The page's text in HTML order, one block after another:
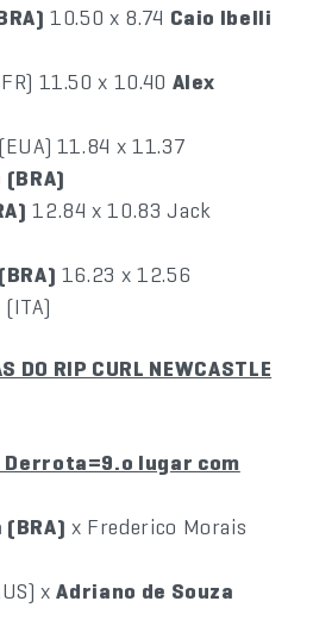
10.50 x 8.74 Caio Ibelli
11.50 x 10.40 Alex
11.84 x 11.37
12.84 x 10.83 Jack
16.23 x 12.56
DO RIP CURL NEWCASTLE
– Derrota=9.o lugar com
x Frederico Morais
xAdriano de Souza